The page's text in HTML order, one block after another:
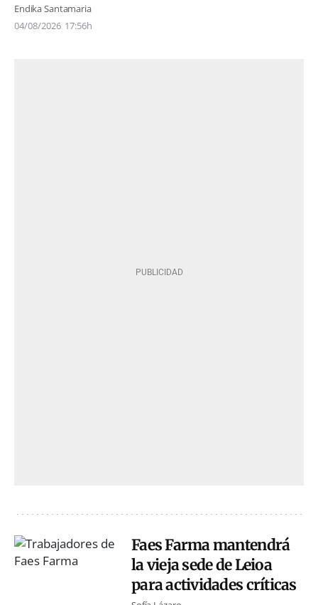
Endika Santamaria
04/08/2026 17:56h
Faes Farma mantendrá
la vieja sede de Leioa
para actividades críticas